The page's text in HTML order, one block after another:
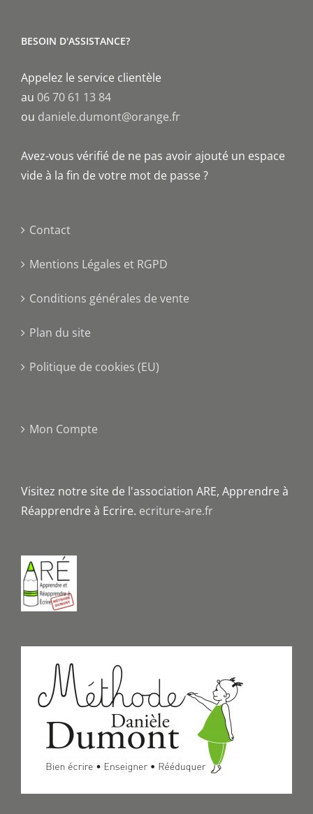
BESOIN D'ASSISTANCE?
Appelez le service clientèle
au 06 70 61 13 84
ou daniele.dumont@orange.fr
Avez-vous vérifié de ne pas avoir ajouté un espace
vide à la fin de votre mot de passe ?
Contact
Mentions Légales et RGPD
Conditions générales de vente
Plan du site
Politique de cookies (EU)
Mon Compte
Visitez notre site de l'association ARE, Apprendre à
Réapprendre à Ecrire. ecriture-are.fr